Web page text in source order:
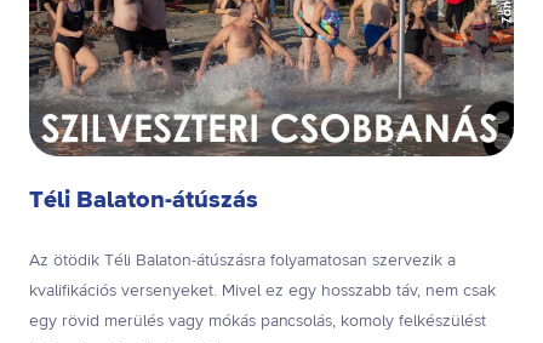
Téli Balaton-átúszás
Az ötödik Téli Balaton-átúszásra folyamatosan szervezik a
kvalifikációs versenyeket. Mivel ez egy hosszabb táv, nem csak
egy rövid merülés vagy mókás pancsolás, komoly felkészülést